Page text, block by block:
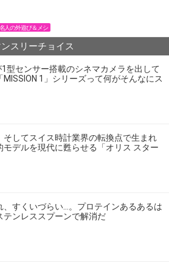
人の外遊び＆メシ
スリーチョイス
1型センサー搭載のシネマカメラを出して
MISSION 1」シリーズって何がそんなにス
そしてスイス時計業界の転換点で生まれ
モデルを現代に甦らせる「オリス スター
、すくいづらい…。プロテインあるあるは
テンレススプーンで解消だ